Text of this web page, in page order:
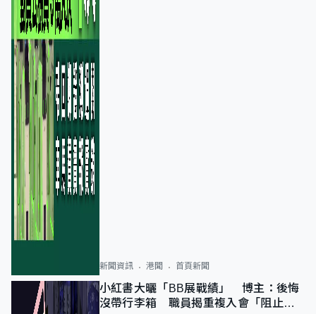
新聞資訊 港聞 首頁新聞
小紅書大曬「BB展戰績」 博主：後悔
沒帶行李箱 職員揭重複入會「阻止唔